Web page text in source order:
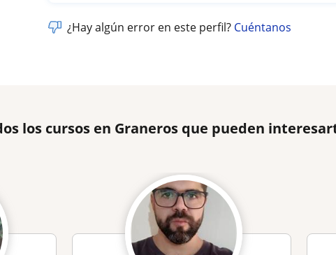
¿Hay algún error en este perfil? Cuéntanos
los cursos en Graneros que pueden